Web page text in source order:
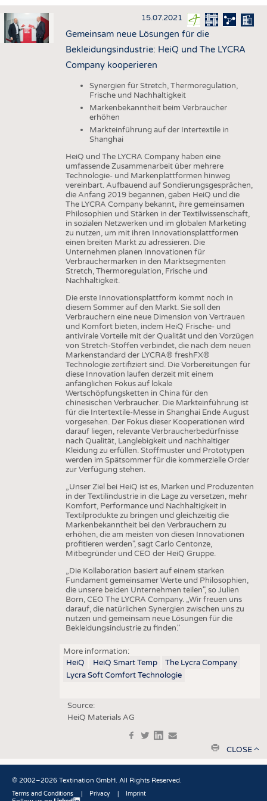
INTERIOR TEXTILES
APPAREL
TESTS
FACTS
STATISTICS
SCHEDULE
15.07.2021
Gemeinsam neue Lösungen für die
Bekleidungsindustrie: HeiQ und The LYCRA
Company kooperieren
Synergien für Stretch, Thermoregulation,
Frische und Nachhaltigkeit
Markenbekanntheit beim Verbraucher
erhöhen
Markteinführung auf der Intertextile in
Shanghai
HeiQ und The LYCRA Company haben eine
umfassende Zusammenarbeit über mehrere
Technologie- und Markenplattformen hinweg
vereinbart. Aufbauend auf Sondierungsgesprächen,
die Anfang 2019 begannen, gaben HeiQ und die
The LYCRA Company bekannt, ihre gemeinsamen
Philosophien und Stärken in der Textilwissenschaft,
in sozialen Netzwerken und im globalen Marketing
zu nutzen, um mit ihren Innovationsplattformen
einen breiten Markt zu adressieren. Die
Unternehmen planen Innovationen für
Verbrauchermarken in den Marktsegmenten
Stretch, Thermoregulation, Frische und
Nachhaltigkeit.
Die erste Innovationsplattform kommt noch in
diesem Sommer auf den Markt. Sie soll den
Verbrauchern eine neue Dimension von Vertrauen
und Komfort bieten, indem HeiQ Frische- und
antivirale Vorteile mit der Qualität und den Vorzügen
von Stretch-Stoffen verbindet, die nach dem neuen
Markenstandard der LYCRA® freshFX®
Technologie zertifiziert sind. Die Vorbereitungen für
diese Innovation laufen derzeit mit einem
anfänglichen Fokus auf lokale
Wertschöpfungsketten in China für den
chinesischen Verbraucher. Die Markteinführung ist
für die Intertextile-Messe in Shanghai Ende August
vorgesehen. Der Fokus dieser Kooperationen wird
darauf liegen, relevante Verbraucherbedürfnisse
nach Qualität, Langlebigkeit und nachhaltiger
Kleidung zu erfüllen. Stoffmuster und Prototypen
werden im Spätsommer für die kommerzielle Order
zur Verfügung stehen.
„Unser Ziel bei HeiQ ist es, Marken und Produzenten
in der Textilindustrie in die Lage zu versetzen, mehr
Komfort, Performance und Nachhaltigkeit in
Textilprodukte zu bringen und gleichzeitig die
Markenbekanntheit bei den Verbrauchern zu
erhöhen, die am meisten von diesen Innovationen
profitieren werden", sagt Carlo Centonze,
Mitbegründer und CEO der HeiQ Gruppe.
„Die Kollaboration basiert auf einem starken
Fundament gemeinsamer Werte und Philosophien,
die unsere beiden Unternehmen teilen", so Julien
Born, CEO The LYCRA Company. „Wir freuen uns
darauf, die natürlichen Synergien zwischen uns zu
nutzen und gemeinsam neue Lösungen für die
Bekleidungsindustrie zu finden."
More information:
HeiQ
HeiQ Smart Temp
The Lycra Company
Lycra Soft Comfort Technologie
Source:
HeiQ Materials AG
in
print
CLOSE
© 2002–2026 Textination GmbH. All Rights Reserved.
Terms and Conditions Privacy Imprint